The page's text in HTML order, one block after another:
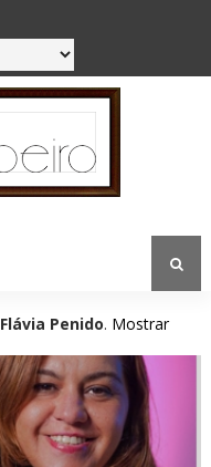
Flávia Penido. Mostrar